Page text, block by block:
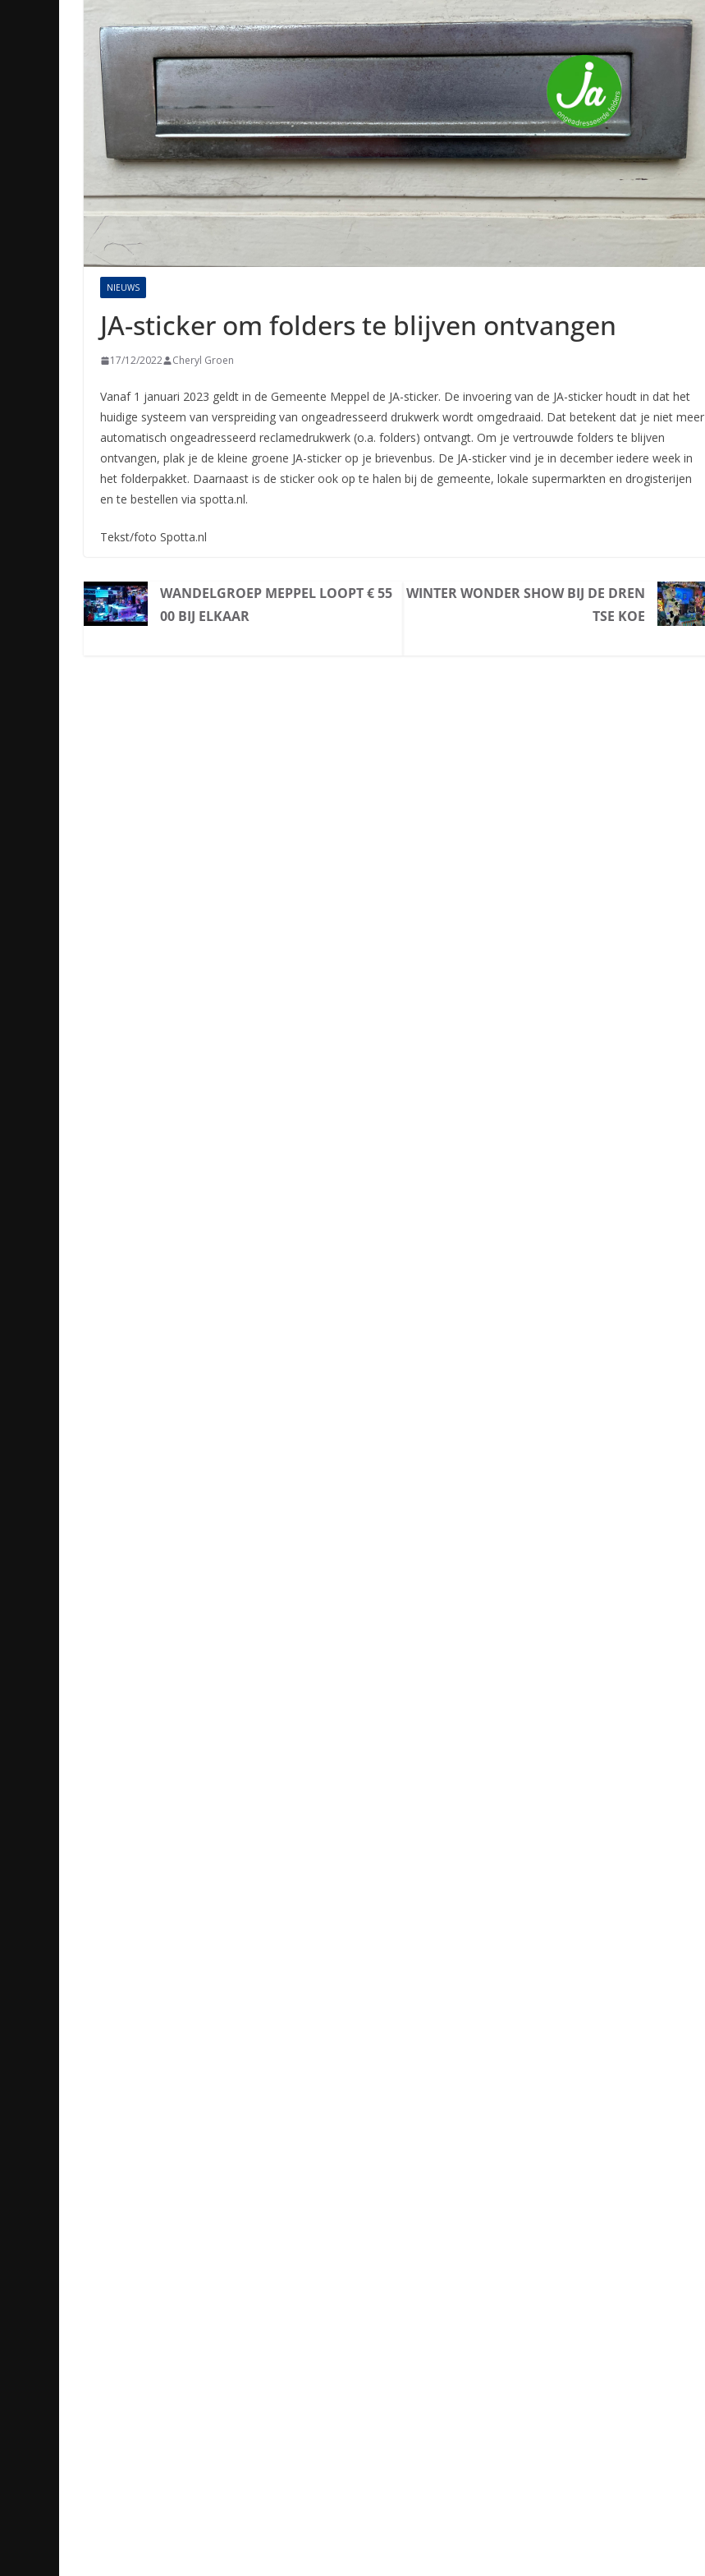
NIEUWS
JA-sticker om folders te blijven ontvangen
17/12/2022 Cheryl Groen
Vanaf 1 januari 2023 geldt in de Gemeente Meppel de JA-sticker. De invoering van de JA-sticker houdt in dat het
huidige systeem van verspreiding van ongeadresseerd drukwerk wordt omgedraaid. Dat betekent dat je niet meer
automatisch ongeadresseerd reclamedrukwerk (o.a. folders) ontvangt. Om je vertrouwde folders te blijven
ontvangen, plak je de kleine groene JA-sticker op je brievenbus. De JA-sticker vind je in december iedere week in
het folderpakket. Daarnaast is de sticker ook op te halen bij de gemeente, lokale supermarkten en drogisterijen
en te bestellen via spotta.nl.
Tekst/foto Spotta.nl
WANDELGROEP MEPPEL LOOPT € 55
00 BIJ ELKAAR
WINTER WONDER SHOW BIJ DE DREN
TSE KOE